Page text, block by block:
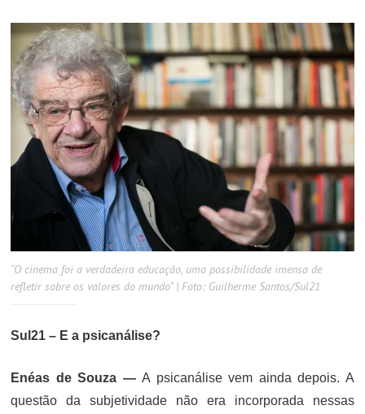
“O cinema foi a verdadeira educação, uma possibilidade imensa de
refletir sobre os valores do mundo” | Foto: Guilherme Santos/Sul21
Sul21 – E a psicanálise?
Enéas de Souza —A psicanálise vem ainda depois. A
questão da subjetividade não era incorporada nessas